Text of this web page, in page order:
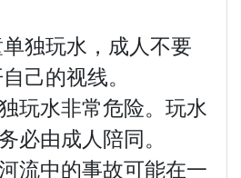
独玩水，成人不要
己的视线。
玩水非常危险。玩水
必由成人陪同。
流中的事故可能在一